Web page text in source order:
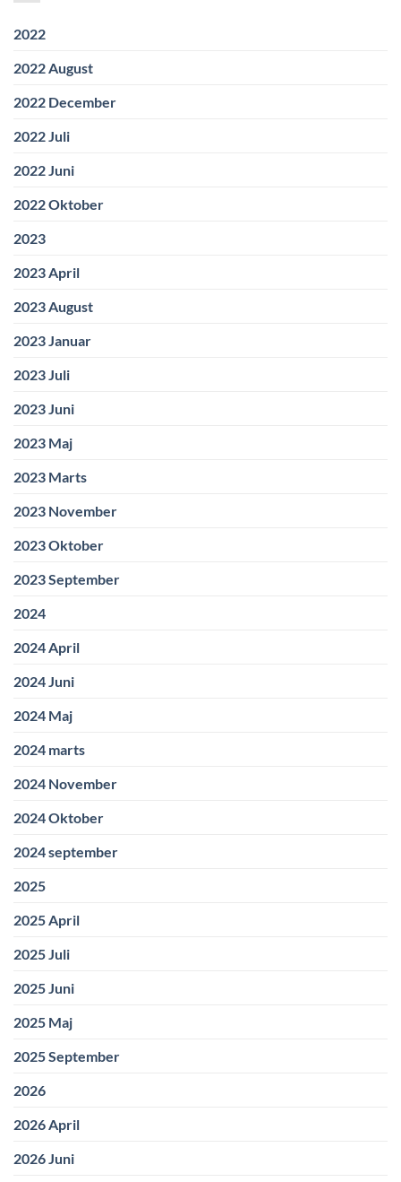
2022
2022 August
2022 December
2022 Juli
2022 Juni
2022 Oktober
2023
2023 April
2023 August
2023 Januar
2023 Juli
2023 Juni
2023 Maj
2023 Marts
2023 November
2023 Oktober
2023 September
2024
2024 April
2024 Juni
2024 Maj
2024 marts
2024 November
2024 Oktober
2024 september
2025
2025 April
2025 Juli
2025 Juni
2025 Maj
2025 September
2026
2026 April
2026 Juni